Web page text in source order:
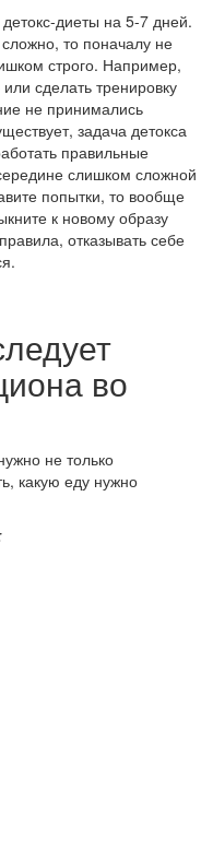
диеты на 5-7 дней.
то поначалу не
строго. Например,
сделать тренировку
не принимались
задача детокса
правильные
слишком сложной
попытки, то вообще
к новому образу
отказывать себе
во
не только
какую еду нужно